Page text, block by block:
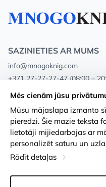
SAZINIETIES AR MUMS
info@mnogoknig.com
+371 27-27-27-47 (08:00 –
Rīga, Augusta Deglava 69d,
Par mums
Veikali
Apmaksa un piegāde
Loayalitātes kartes
Mēs cienām jūsu
Mūsu mājaslapa izmanto
pieredzi. Šie mazie teksta
lietotāji mijiedarbojas ar
personalizēt saturu un
Rādīt detaļas